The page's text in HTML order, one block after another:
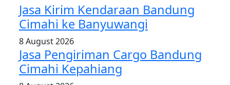
Jasa Kirim Kendaraan Bandung
Cimahi ke Banyuwangi
8 August 2026
Jasa Pengiriman Cargo Bandung
Cimahi Kepahiang